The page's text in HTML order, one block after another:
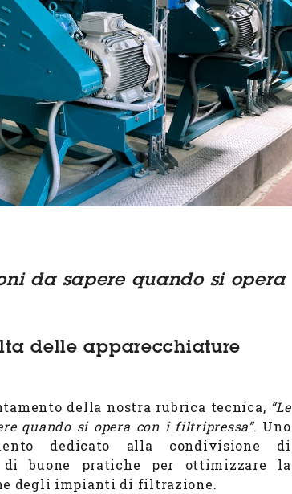
da sapere quando si opera
delle apparecchiature
della nostra rubrica tecnica, “Le
quando si opera con i filtripressa”. Uno
dedicato alla condivisione di
di buone pratiche per ottimizzare la
degli impianti di filtrazione.